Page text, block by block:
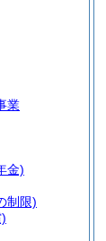
業
金)
制限)